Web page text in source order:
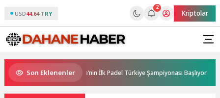
USD44.64 TRY
2
Kriptolar
Son Eklenenler
Sponsorluğunda Türkiye’nin İlk Padel Türkiye Şampiyonası Başlıyor